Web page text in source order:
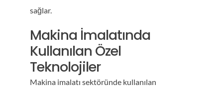
sağlar.
Makina İmalatında
Kullanılan Özel
Teknolojiler
Makina imalatı sektöründe kullanılan